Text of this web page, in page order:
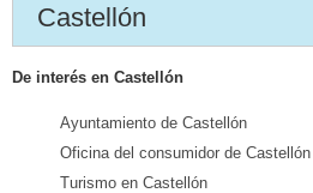
Castellón
De interés en Castellón
Ayuntamiento de Castellón
Oficina del consumidor de Castellón
Turismo en Castellón